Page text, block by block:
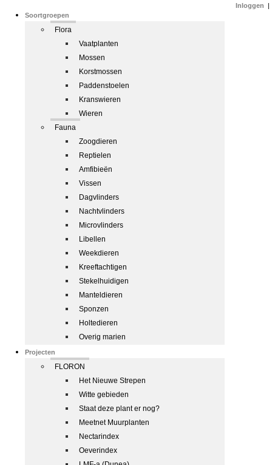
Soortgroepen
Flora
Vaatplanten
Mossen
Korstmossen
Paddenstoelen
Kranswieren
Wieren
Fauna
Zoogdieren
Reptielen
Amfibieën
Vissen
Dagvlinders
Nachtvlinders
Microvlinders
Libellen
Weekdieren
Kreeftachtigen
Stekelhuidigen
Manteldieren
Sponzen
Holtedieren
Overig marien
Projecten
FLORON
Het Nieuwe Strepen
Witte gebieden
Staat deze plant er nog?
Meetnet Muurplanten
Nectarindex
Oeverindex
Inloggen |